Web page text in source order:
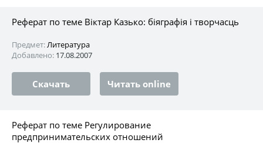
Реферат по теме Віктар Казько: біяграфія і творчасць
Предмет:Литература
Добавлено: 17.08.2007
Скачать Читать online
Реферат по теме Регулирование
предпринимательских отношений